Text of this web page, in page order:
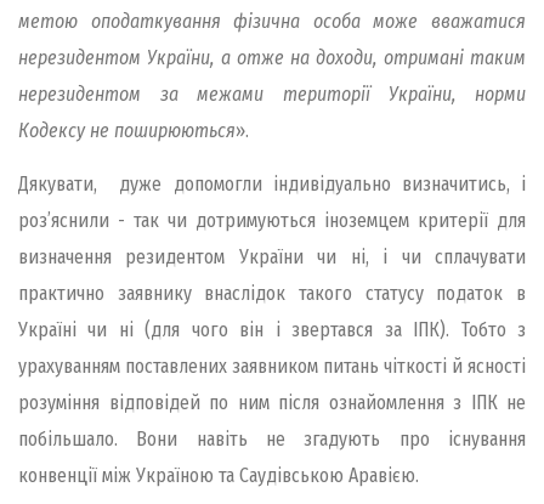
метою оподаткування фізична особа може вважатися
нерезидентом України, а отже на доходи, отримані таким
нерезидентом за межами території України, норми
Кодексу не поширюються».
Дякувати, дуже допомогли індивідуально визначитись, і
роз’яснили - так чи дотримуються іноземцем критерії для
визначення резидентом України чи ні, і чи сплачувати
практично заявнику внаслідок такого статусу податок в
Україні чи ні (для чого він і звертався за ІПК). Тобто з
урахуванням поставлених заявником питань чіткості й ясності
розуміння відповідей по ним після ознайомлення з ІПК не
побільшало. Вони навіть не згадують про існування
конвенції між Україною та Саудівською Аравією.